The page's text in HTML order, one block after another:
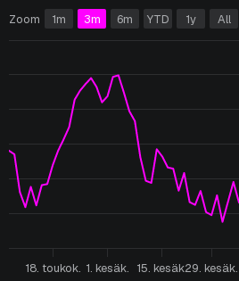
Suomi English
Zoom 1m 3m 6m YTD 1y All
18. toukok. 1. kesäk. 15. kesäk.29. kesäk.